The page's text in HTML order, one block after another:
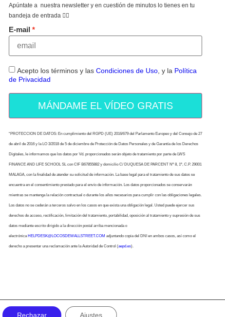
Apúntate a nuestra newsletter y en cuestión de minutos lo tienes en tu
bandeja de entrada 👇🏻
E-mail
Acepto los términos y las Condiciones de Uso, y la Política
de Privacidad
MÁNDAME EL VÍDEO GRATIS
“PROTECCION DE DATOS: En cumplimiento del RGPD (UE) 2016/679 del Parlamento Europeo y del Consejo de 27
de abril de 2016 y la LO 3/2018 de 5 de diciembre de Protección de Datos Personales y de Garantía de los Derechos
Digitales, le informamos que los datos por Vd. proporcionados serán objeto de tratamiento por parte de LWS
FINANCE AND LIFE SCHOOL SL con CIF B67855882 y domicilio C/ DUQUESA DE PARCENT Nº 8, 1º, C.P. 29001
MALAGA, con la finalidad de atender su solicitud de información. La base legal para el tratamiento de sus datos se
encuentra en el consentimiento prestado para el envío de información. Los datos proporcionados se conservarán
mientras se mantenga la relación contractual o durante los años necesarios para cumplir con las obligaciones legales.
Los datos no se cederán a terceros salvo en los casos en que exista una obligación legal. Usted puede ejercer sus
derechos de acceso, rectificación, limitación del tratamiento, portabilidad, oposición al tratamiento y supresión de sus
datos mediante escrito dirigido a la dirección postal arriba mencionada o
electrónica HELPDESK@LOCOSDEWALLSTREET.COM adjuntando copia del DNI en ambos casos, así como el
derecho a presentar una reclamación ante la Autoridad de Control (aepd.es).
Rechazar Ajustes